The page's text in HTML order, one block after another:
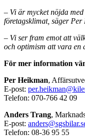
– Vi är mycket nöjda
företagsklimat, säger Per
– Vi ser fram emot att
och optimism att vara en
För mer information
Per Heikman,
E-post:
Telefon: 070-766 42 09
Anders Trang,
E-post:
Telefon: 08-36 95 55